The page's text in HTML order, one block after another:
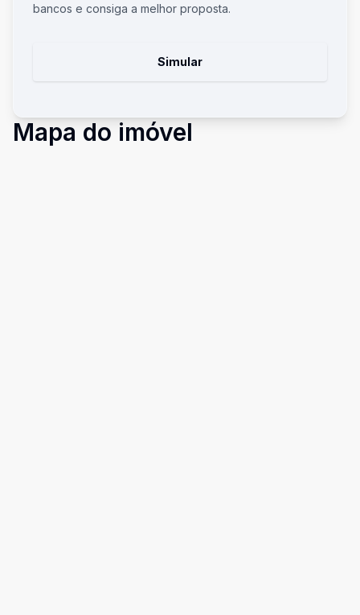
bancos e consiga a melhor proposta.
Simular
Mapa do imóvel